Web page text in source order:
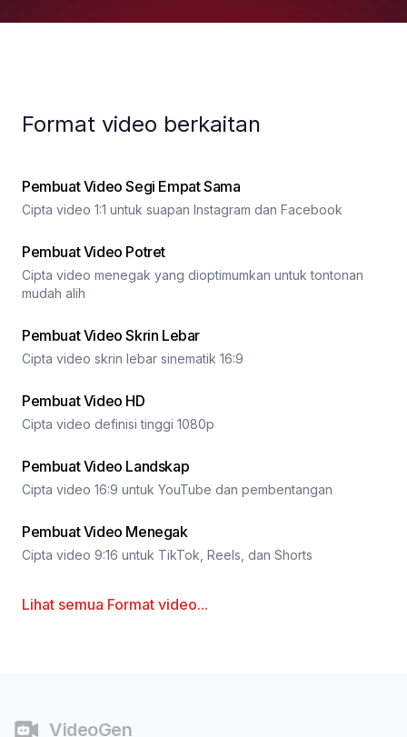
Format video berkaitan
Pembuat Video Segi Empat Sama
Cipta video 1:1 untuk suapan Instagram dan Facebook
Pembuat Video Potret
Cipta video menegak yang dioptimumkan untuk tontonan
mudah alih
Pembuat Video Skrin Lebar
Cipta video skrin lebar sinematik 16:9
Pembuat Video HD
Cipta video definisi tinggi 1080p
Pembuat Video Landskap
Cipta video 16:9 untuk YouTube dan pembentangan
Pembuat Video Menegak
Cipta video 9:16 untuk TikTok, Reels, dan Shorts
Lihat semua Format video...
VideoGen